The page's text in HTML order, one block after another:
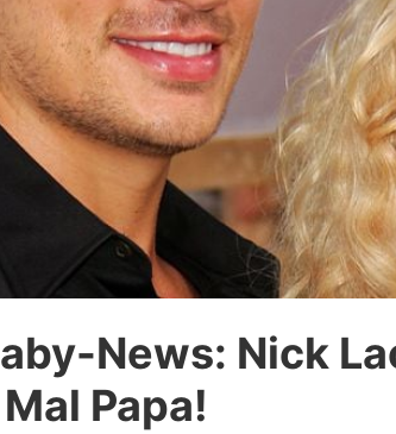
Jobs
App runterladen
Team
Redaktionelle
Impressum
News: Nick
Papa!